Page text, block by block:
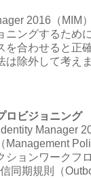
2016（MIM
ニングするため
を合わせると正
除外して考えま
ロビジョニング
Manager
ションワークフ
同期規則（